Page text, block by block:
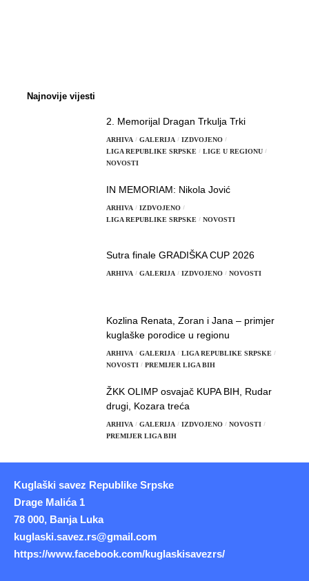
Najnovije vijesti
2. Memorijal Dragan Trkulja Trki
ARHIVA GALERIJA
IZDVOJENO
LIGA REPUBLIKE SRPSKE
LIGE U REGIONU
NOVOSTI
IN MEMORIAM: Nikola Jović
ARHIVA
IZDVOJENO
LIGA REPUBLIKE SRPSKE
NOVOSTI
Sutra finale GRADIŠKA CUP 2026
ARHIVA GALERIJA IZDVOJENO NOVOSTI
Kozlina Renata, Zoran i Jana – primjer
kuglaške porodice u regionu
ARHIVA GALERIJA
LIGA REPUBLIKE SRPSKE
NOVOSTI
PREMIJER LIGA BIH
ŽKK OLIMP osvajač KUPA BIH, Rudar
drugi, Kozara treća
ARHIVA GALERIJA IZDVOJENO
NOVOSTI
PREMIJER LIGA BIH
Kuglaški savez Republike Srpske
Drage Malića 1
78 000, Banja Luka
kuglaski.savez.rs@gmail.com
https://www.facebook.com/kuglaskisavezrs/